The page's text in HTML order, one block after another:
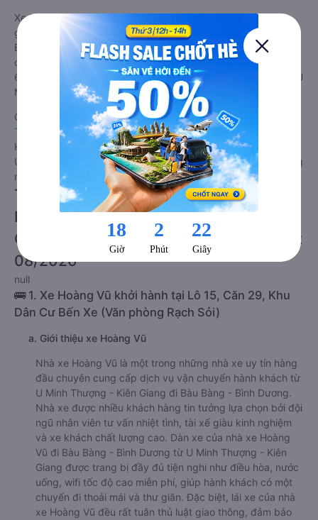
Xe U Minh Thượng - Kiên Giang Bàu Bàng - Bình Dương
giường nằm tốt nhất: Xe từ U Minh Thượng - Kiên Giang đi
Bàu Bàng - Bình Dương giường nằm được đánh giá chung
chất lượng Tốt với điểm đánh giá trung bình từ 4.7/5 dựa trên
6 phản hồi của hành khách Xe về Bàu Bàng - Bình Dương từ U
Minh Thượng - Kiên Giang.
Giá vé
xe giường nằm đi Bàu Bàng - Bình Dương từ U Minh
Thượng - Kiên Giangrẻ nhất là 360000VND của hãng xe
Hoàng Vũ. Tùy thuộc vào chương trình khuyến mãi, giá vé Xe
U Minh Thượng - Kiên Giang đi Bàu Bàng - Bình Dương giường
nằm này có thể sẽ rẻ hơn.
Tư vấn TOP 1 xe khách đi Bàu Bàng -
Bình Dương từ U Minh Thượng - Kiên
Giang chất lượng cao, uy tín, giá rẻ nhất
08/2026
null
🚌 1. Xe Hoàng Vũ khởi hành tại Lô 15, Căn 29, Khu
Dân Cư Bến Xe (Văn phòng Rạch Sỏi)
a. Giới thiệu xe Hoàng Vũ
Nhà xe Hoàng Vũ là một trong những nhà xe uy tín hàng
đầu chuyên cung cấp dịch vụ vận chuyển hành khách từ
U Minh Thượng - Kiên Giang đi Bàu Bàng - Bình Dương.
Nhà xe được nhiều khách hàng tin tưởng lựa chọn bởi đội
ngũ nhân viên tư vấn nhiệt tình, tài xế giàu kinh nghiệm
và xe khách chất lượng cao. Dàn xe của nhà xe Hoàng
Vũ đi Bàu Bàng - Bình Dương từ U Minh Thượng - Kiên
Giang được trang bị đầy đủ tiện nghi như điều hòa, nước
uống, wifi tốc độ cao miễn phí, giúp hành khách có một
chuyến đi thoải mái và thư giãn. Đặc biệt, lái xe của nhà
xe Hoàng Vũ đều rất tuân thủ luật giao thông, đảm bảo